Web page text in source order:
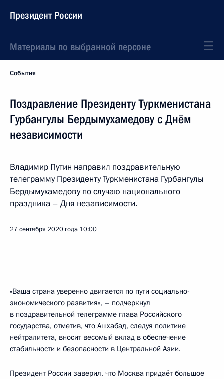
Президент России
Материалы по выбранной персоне
События
Поздравление Президенту Туркменистана
Гурбангулы Бердымухамедову с Днём
независимости
Владимир Путин направил поздравительную
телеграмму Президенту Туркменистана Гурбангулы
Бердымухамедову по случаю национального
праздника – Дня независимости.
27 сентября 2020 года 10:00
«Ваша страна уверенно двигается по пути социально-
экономического развития», – подчеркнул
в поздравительной телеграмме глава Российского
государства, отметив, что Ашхабад, следуя политике
нейтралитета, вносит весомый вклад в обеспечение
стабильности и безопасности в Центральной Азии.
Президент России заверил, что Москва придаёт большое